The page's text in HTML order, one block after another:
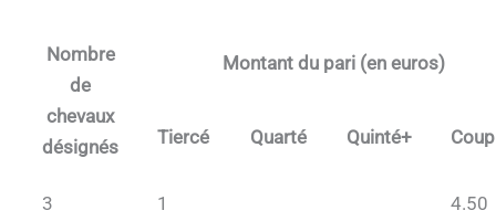
Nombre
de
chevaux
désignés
Montant du pari (en euros)
Tiercé Quarté Quinté+
3 1 4.50